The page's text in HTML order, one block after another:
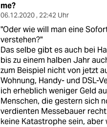
me?
06.12.2020 , 22:42 Uhr
"Oder wie will man eine
verstehen?"
Das selbe gibt es auch bei
bis zu einem halben Jahr
zum Beispiel nicht von jetzt
Wohnung, Handy- und DSL-
ich erheblich weniger Geld
Menschen, die gestern sich
verdienten Messebauer
keine Katastrophe sein,